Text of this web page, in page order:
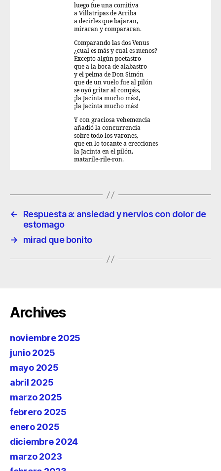
luego fue una comitiva
a Villatripas de Arriba
a decirles que bajaran,
miraran y compararan.
Comparando las dos Venus
¿cual es más y cual es menos?
Excepto algún poetastro
que a la boca de alabastro
y el pelma de Don Simón
que de un vuelo fue al pilón
se oyó gritar al compás,
¡la Jacinta mucho más!,
¡la Jacinta mucho más!
Y con graciosa vehemencia
añadió la concurrencia
sobre todo los varones,
que en lo tocante a erecciones
la Jacinta en el pilón,
matarile-rile-ron.
←
Respuesta a: ansiedad y nervios con dolor de
estomago
→
mirad que bonito
Archives
noviembre 2025
junio 2025
mayo 2025
abril 2025
marzo 2025
febrero 2025
enero 2025
diciembre 2024
marzo 2023